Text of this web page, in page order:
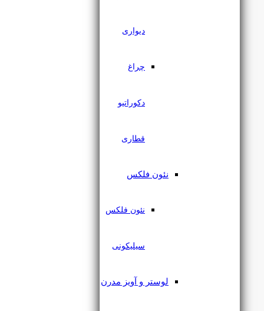
دیواری
چراغ
دکوراتیو
قطاری
نئون فلکس
نئون فلکس
سیلیکونی
لوستر و آویز مدرن